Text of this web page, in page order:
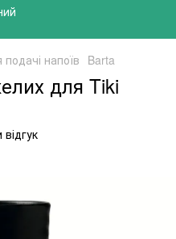
напоїв Barta
для Tiki